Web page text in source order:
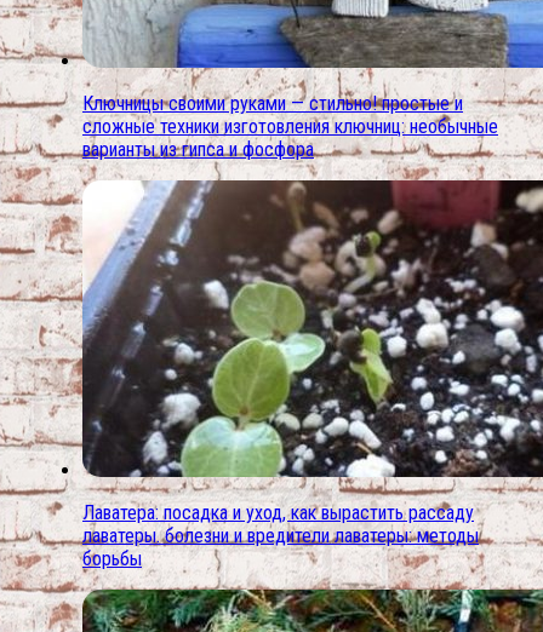
Ключницы своими руками — стильно! простые и
сложные техники изготовления ключниц: необычные
варианты из гипса и фосфора
Лаватера: посадка и уход, как вырастить рассаду
лаватеры. болезни и вредители лаватеры: методы
борьбы